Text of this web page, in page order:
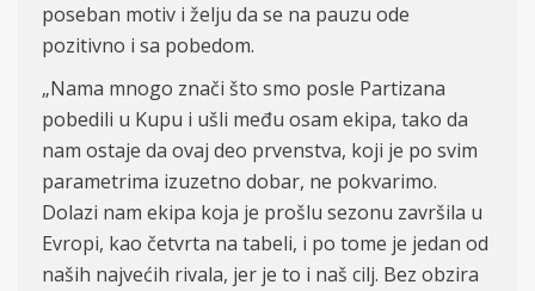
poseban motiv i želju da se na pauzu ode
pozitivno i sa pobedom.
„Nama mnogo znači što smo posle Partizana
pobedili u Kupu i ušli među osam ekipa, tako da
nam ostaje da ovaj deo prvenstva, koji je po svim
parametrima izuzetno dobar, ne pokvarimo.
Dolazi nam ekipa koja je prošlu sezonu završila u
Evropi, kao četvrta na tabeli, i po tome je jedan od
naših najvećih rivala, jer je to i naš cilj. Bez obzira